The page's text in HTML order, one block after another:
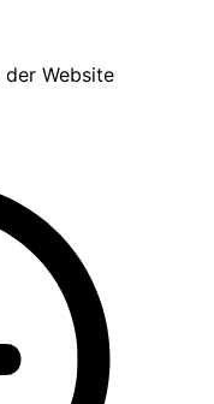
Website